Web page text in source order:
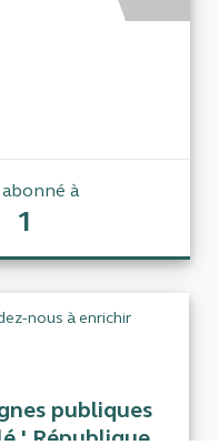
à
1
nous à enrichir
publiques
' République